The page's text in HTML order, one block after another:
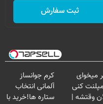
ثبت سفارش
میخوای
کنی
وقتشه |
کرم جوانساز
آلمانی انتخاب
ستاره ها!خرید با